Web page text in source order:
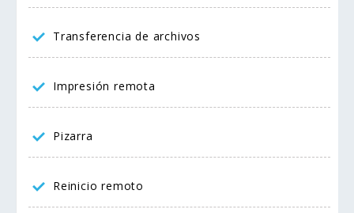
Transferencia de archivos
Impresión remota
Pizarra
Reinicio remoto